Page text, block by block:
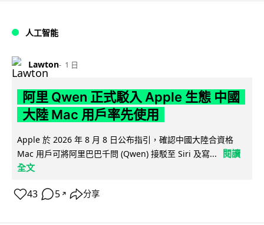
人工智能
Lawton 1 日
阿里 Qwen 正式駁入 Apple 生態 中國
大陸 Mac 用戶率先使用
Apple 於 2026 年 8 月 8 日公布指引，確認中國大陸合資格
Mac 用戶可將阿里巴巴千問 (Qwen) 接駁至 Siri 及寫...
閱讀
全文
43 5 ↗ 分享